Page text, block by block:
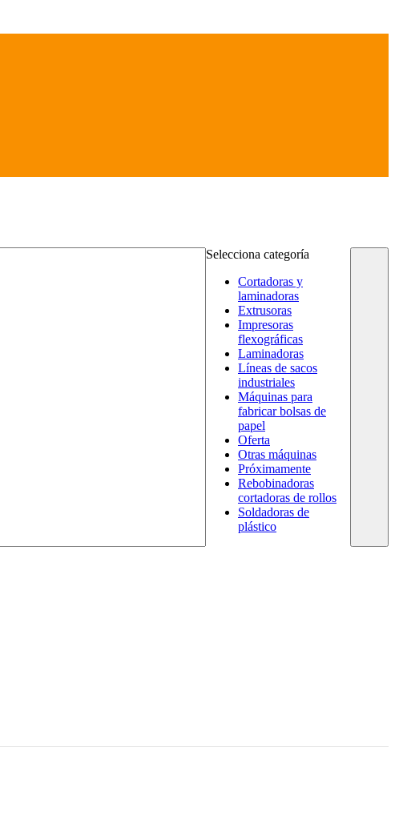
Selecciona categoría
Cortadoras y
laminadoras
Extrusoras
Impresoras
flexográficas
Laminadoras
Líneas de sacos
industriales
Máquinas para
fabricar bolsas de
papel
Oferta
Otras máquinas
Próximamente
Rebobinadoras
cortadoras de rollos
Soldadoras de
plástico